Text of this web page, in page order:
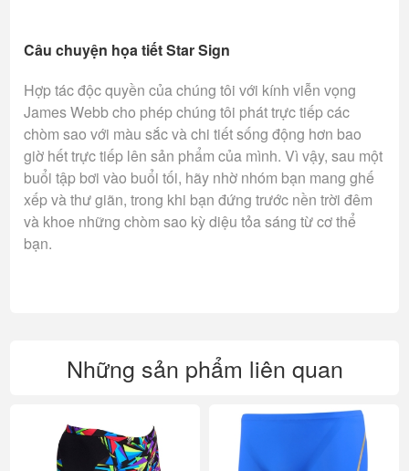
Câu chuyện họa tiết Star Sign
Hợp tác độc quyền của chúng tôi với kính viễn vọng
James Webb cho phép chúng tôi phát trực tiếp các
chòm sao với màu sắc và chi tiết sống động hơn bao
giờ hết trực tiếp lên sản phẩm của mình. Vì vậy, sau một
buổi tập bơi vào buổi tối, hãy nhờ nhóm bạn mang ghế
xếp và thư giãn, trong khi bạn đứng trước nền trời đêm
và khoe những chòm sao kỳ diệu tỏa sáng từ cơ thể
bạn.
Những sản phẩm liên quan